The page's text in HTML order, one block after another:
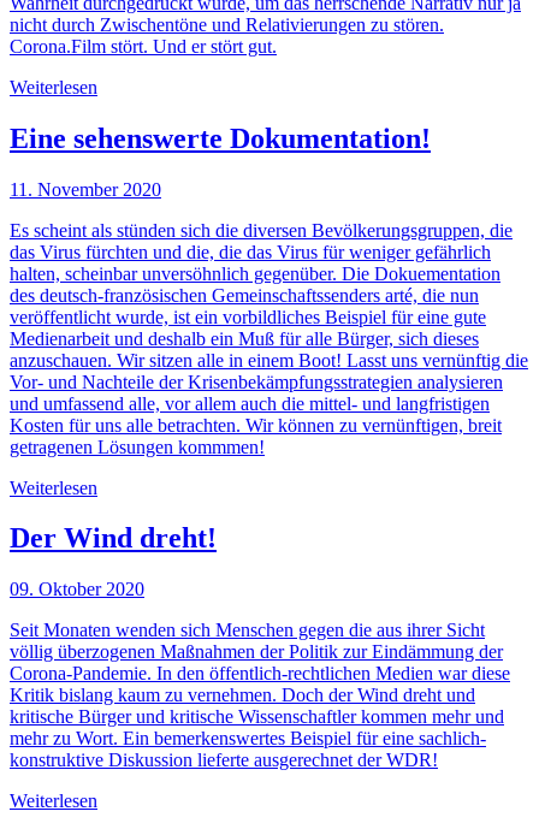
nicht durch Zwischentöne und Relativierungen zu stören.
Corona.Film stört. Und er stört gut.
Weiterlesen
Eine sehenswerte Dokumentation!
11. November 2020
Es scheint als stünden sich die diversen Bevölkerungsgruppen, die
das Virus fürchten und die, die das Virus für weniger gefährlich
halten, scheinbar unversöhnlich gegenüber. Die Dokuementation
des deutsch-französischen Gemeinschaftssenders arté, die nun
veröffentlicht wurde, ist ein vorbildliches Beispiel für eine gute
Medienarbeit und deshalb ein Muß für alle Bürger, sich dieses
anzuschauen. Wir sitzen alle in einem Boot! Lasst uns vernünftig die
Vor- und Nachteile der Krisenbekämpfungsstrategien analysieren
und umfassend alle, vor allem auch die mittel- und langfristigen
Kosten für uns alle betrachten. Wir können zu vernünftigen, breit
getragenen Lösungen kommmen!
Weiterlesen
Der Wind dreht!
09. Oktober 2020
Seit Monaten wenden sich Menschen gegen die aus ihrer Sicht
völlig überzogenen Maßnahmen der Politik zur Eindämmung der
Corona-Pandemie. In den öffentlich-rechtlichen Medien war diese
Kritik bislang kaum zu vernehmen. Doch der Wind dreht und
kritische Bürger und kritische Wissenschaftler kommen mehr und
mehr zu Wort. Ein bemerkenswertes Beispiel für eine sachlich-
konstruktive Diskussion lieferte ausgerechnet der WDR!
Weiterlesen